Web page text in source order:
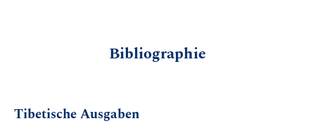
Bibliographie
Tibetische Ausgaben